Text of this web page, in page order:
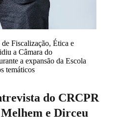
Fiscalização, Ética e
a Câmara do
a expansão da Escola
temáticos
do CRCPR
e Dirceu